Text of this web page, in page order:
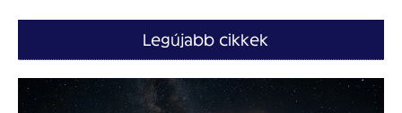
Legújabb cikkek